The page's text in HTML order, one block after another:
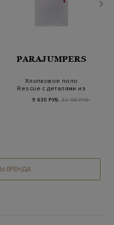
PARAJUMPERS
Хлопковое поло
Rescue с деталями из
микрофи…
9 630 РУБ. 32 100 РУБ.
БРЕНДА